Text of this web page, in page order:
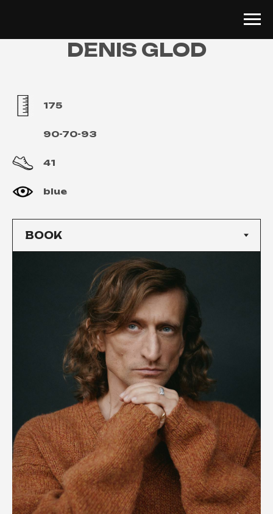
DENIS GLOD
175
90-70-93
41
blue